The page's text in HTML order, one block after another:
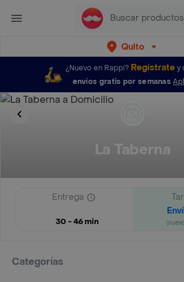
Quito
¿Nuevo en Rappi? Regístratey
envíos gratis por semanas
La Taberna
Entrega
30 - 46 min
Categorías